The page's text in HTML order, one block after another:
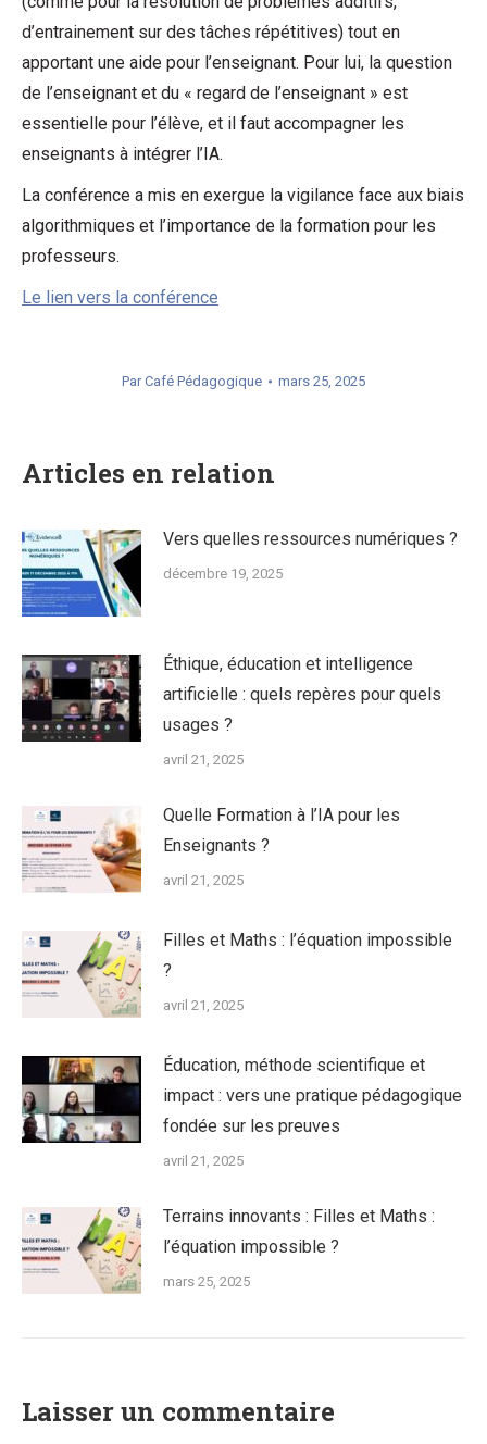
d’entrainement sur des tâches répétitives) tout en
apportant une aide pour l’enseignant. Pour lui, la question
de l’enseignant et du « regard de l’enseignant » est
essentielle pour l’élève, et il faut accompagner les
enseignants à intégrer l’IA.
La conférence a mis en exergue la vigilance face aux biais
algorithmiques et l’importance de la formation pour les
professeurs.
Le lien vers la conférence
ParCafé Pédagogique mars 25, 2025
Articles en relation
Vers quelles ressources numériques ?
décembre 19, 2025
Éthique, éducation et intelligence
artificielle : quels repères pour quels
usages ?
avril 21, 2025
Quelle Formation à l’IA pour les
Enseignants ?
avril 21, 2025
Filles et Maths : l’équation impossible
?
avril 21, 2025
Éducation, méthode scientifique et
impact : vers une pratique pédagogique
fondée sur les preuves
avril 21, 2025
Terrains innovants : Filles et Maths :
l’équation impossible ?
mars 25, 2025
Laisser un commentaire